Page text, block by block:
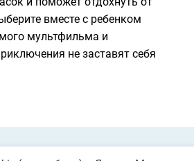
вместе с ребенком
мультфильма и
не заставят себя